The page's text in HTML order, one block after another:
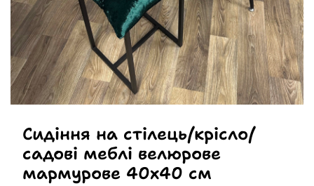
Сидіння на стілець/крісло/
садові меблі велюрове
мармурове 40х40 см